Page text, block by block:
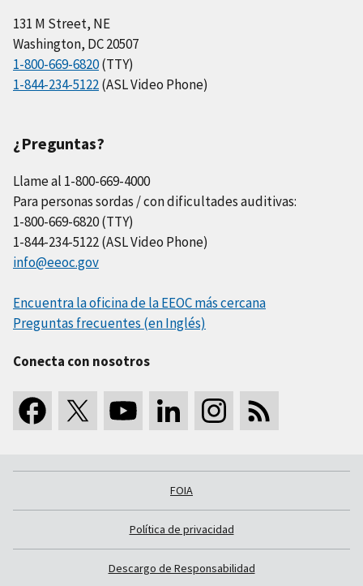
131 M Street, NE
Washington, DC 20507
1-800-669-6820(TTY)
1-844-234-5122(ASL Video Phone)
¿Preguntas?
Llame al 1-800-669-4000
Para personas sordas / con dificultades auditivas:
1-800-669-6820 (TTY)
1-844-234-5122 (ASL Video Phone)
info@eeoc.gov
Encuentra la oficina de la EEOC más cercana
Preguntas frecuentes (en Inglés)
Conecta con nosotros
FOIA
Política de privacidad
Descargo de Responsabilidad